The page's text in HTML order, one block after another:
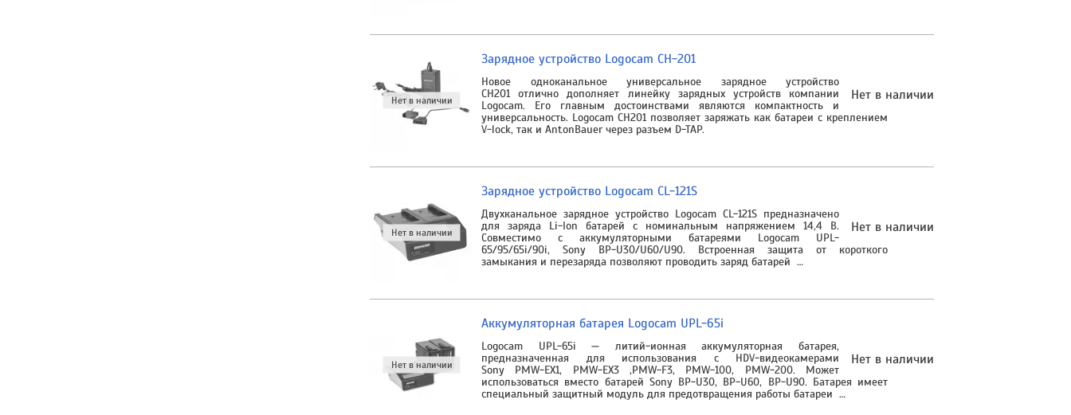
Нет в наличии
Зарядное устройство Logocam CH-201
Новое одноканальное универсальное зарядное устройство
CH201 отлично дополняет линейку зарядных устройств компании
Logocam. Его главным достоинствами являются компактность и
универсальность. Logocam CH201 позволяет заряжать как батареи с креплением
V-lock, так и AntonBauer через разъем D-TAP.
Нет в наличии
Зарядное устройство Logocam CL-121S
Двухканальное зарядное устройство Logocam СL-121S предназначено
для заряда Li-Ion батарей с номинальным напряжением 14,4 В.
Совместимо с аккумуляторными батареями Logocam UPL-
65/95/65i/90i, Sony BP-U30/U60/U90. Встроенная защита от короткого
замыкания и перезаряда позволяют проводить заряд батарей …
Нет в наличии
Аккумуляторная батарея Logocam UPL-65i
Logocam UPL-65i — литий-ионная аккумуляторная батарея,
предназначенная для использования с HDV-видеокамерами
Sony PMW-EX1, PMW-EX3 ,PMW-F3, PMW-100, PMW-200. Может
использоваться вместо батарей Sony BP-U30, BP-U60, BP-U90. Батарея имеет
специальный защитный модуль для предотвращения работы батареи …